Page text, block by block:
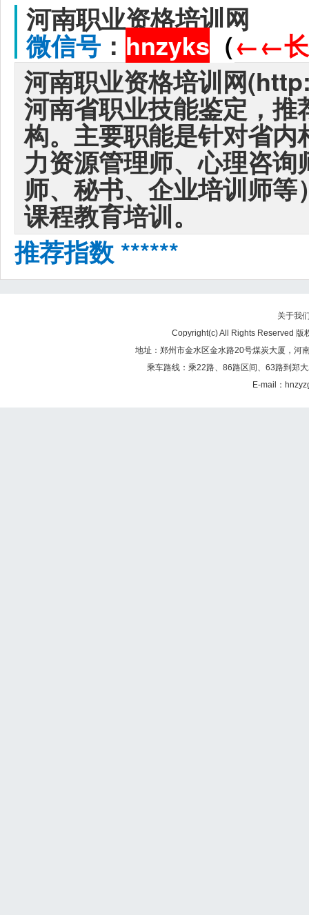
河南职业资格培训网
微信号 ： hnzyks （←←
河南职业资格培训网
河南省职业技能鉴定，
构。主要职能是针对省
力资源管理师、心理咨
师、秘书、企业培训师
课程教育培训。
推荐指数 ******
关于我
Copyright(c) All Rights Reserved 版
地址：郑州市金水区金水路20号煤炭大厦，河
乘车路线：乘22路、86路区间、63路到郑
E-mail：